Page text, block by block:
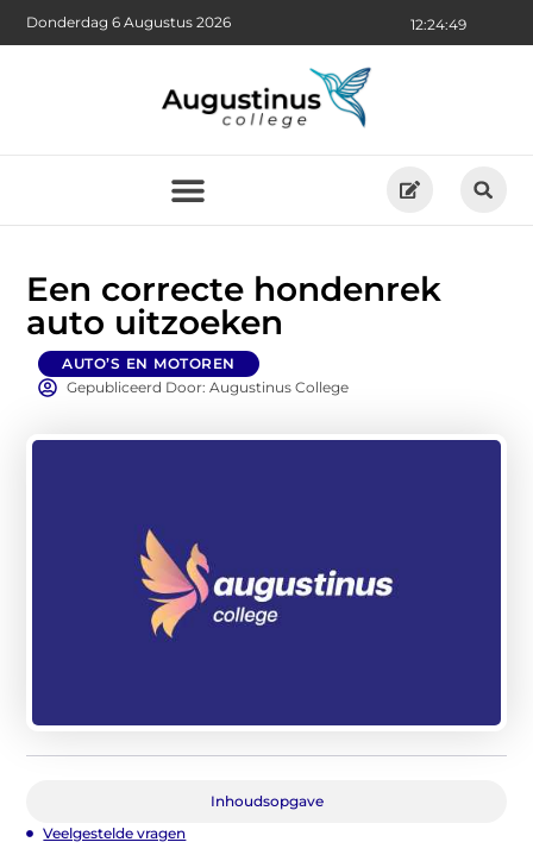
12:24:50
Donderdag 6 Augustus 2026
Een correcte hondenrek
auto uitzoeken
AUTO’S EN MOTOREN
Gepubliceerd Door: Augustinus College
Inhoudsopgave
Veelgestelde vragen